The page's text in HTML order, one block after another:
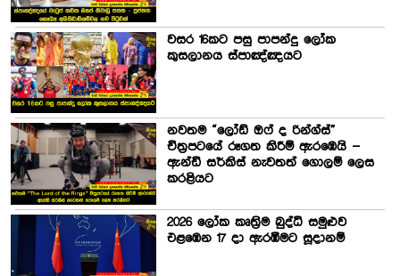
වසර 16කට පසු පාපන්දු ලෝක
කුසලානය ස්පාඤ්ඤයට
නවතම “ලෝඩ් ඔෆ් ද රින්ග්ස්”
චිත්‍රපටයේ රූගත කිරීම් ඇරඹෙයි –
ඇන්ඩි සර්කිස් නැවතත් ගොලම් ලෙස
කරළියට
2026 ලෝක කෘත්‍රිම බුද්ධි සමුළුව
එළඹෙන 17 දා ඇරඹීමට සූදානම්